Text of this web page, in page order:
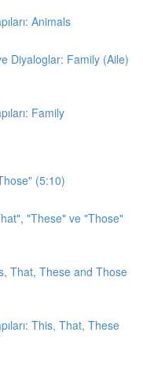
Animals
Diyaloglar: Family (Aile)
Family
(5:10)
"These" ve "Those"
That, These and Those
This, That, These